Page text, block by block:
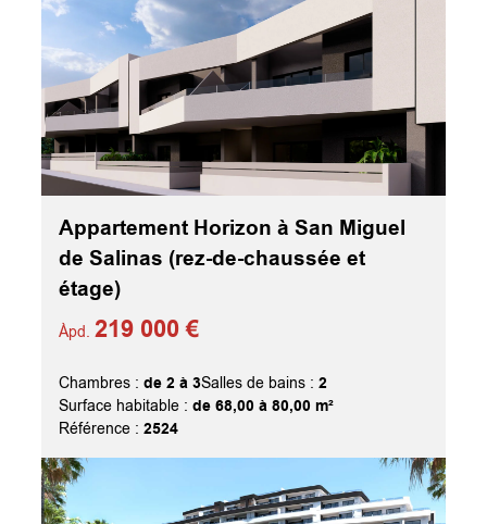
Appartement Horizon à San Miguel
de Salinas (rez-de-chaussée et
étage)
Àpd.219 000 €
Chambres :de 2 à 3Salles de bains :2
Surface habitable :de 68,00 à 80,00 m²
Référence :2524